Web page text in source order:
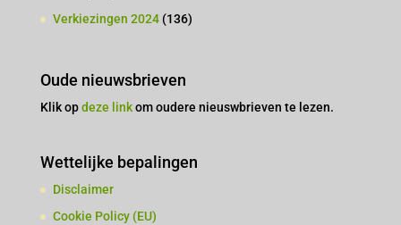
Verkiezingen 2024(136)
Oude nieuwsbrieven
Klik opdeze linkom oudere nieuswbrieven te lezen.
Wettelijke bepalingen
Disclaimer
Cookie Policy (EU)